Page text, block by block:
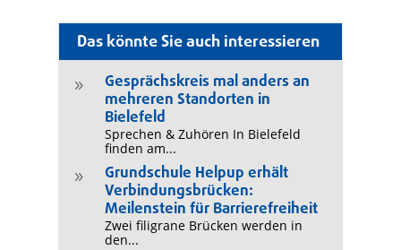
Das könnte Sie auch interessieren
9
Gesprächskreis mal anders an
mehreren Standorten in
Bielefeld
Sprechen & Zuhören In Bielefeld
finden am...
9
Grundschule Helpup erhält
Verbindungsbrücken:
Meilenstein für Barrierefreiheit
Zwei filigrane Brücken werden in
den...